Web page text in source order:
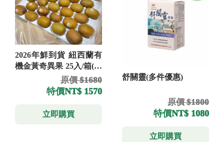
2026年鮮到貨 紐西蘭有
機金黃奇異果 25入/箱(免
原價 $1680
特價NT$ 1570
立即購買
舒關靈(多件優惠)
原價 $1800
特價NT$ 1080
立即購買